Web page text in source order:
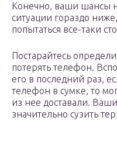
Конечно, ваши шансы
ситуации гораздо
попытаться все-таки
Постарайтесь
потерять телефон.
его в последний раз,
телефон в сумке, то
из нее доставали.
значительно сузить